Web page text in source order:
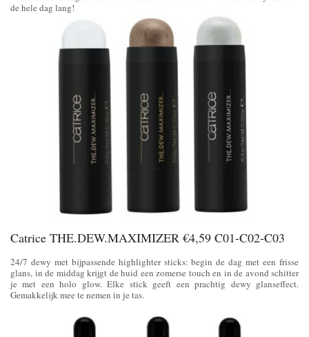
de hele dag lang!
Catrice THE.DEW.MAXIMIZER €4,59 C01-C02-C03
24/7 dewy met bijpassende highlighter sticks: begin de dag met een frisse
glans, in de middag krijgt de huid een zomerse touch en in de avond schitter
je met een holo glow. Elke stick geeft een prachtig dewy glanseffect.
Gemakkelijk mee te nemen in je tas.